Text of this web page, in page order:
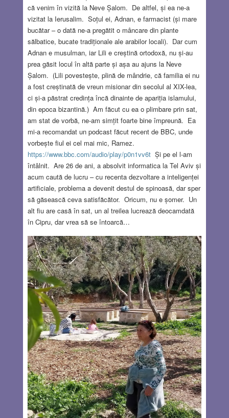
că venim în vizită la Neve Șalom. De altfel, și ea ne-a
vizitat la Ierusalim. Soțul ei, Adnan, e farmacist (și mare
bucătar – o dată ne-a pregătit o mâncare din plante
sălbatice, bucate tradiționale ale arabilor locali). Dar cum
Adnan e musulman, iar Lili e creștină ortodoxă, nu și-au
prea găsit locul în altă parte și așa au ajuns la Neve
Șalom. (Lili povestește, plină de mândrie, că familia ei nu
a fost creștinată de vreun misionar din secolul al XIX-lea,
ci și-a păstrat credința încă dinainte de apariția islamului,
din epoca bizantină.) Am făcut cu ea o plimbare prin sat,
am stat de vorbă, ne-am simțit foarte bine împreună. Ea
mi-a recomandat un podcast făcut recent de BBC, unde
vorbește fiul ei cel mai mic, Ramez.
https://www.bbc.com/audio/play/p0n1vv6tȘi pe el l-am
întâlnit. Are 26 de ani, a absolvit informatica la Tel Aviv și
acum caută de lucru – cu recenta dezvoltare a inteligenței
artificiale, problema a devenit destul de spinoasă, dar sper
să găsească ceva satisfăcător. Oricum, nu e șomer. Un
alt fiu are casă în sat, un al treilea lucrează deocamdată
în Cipru, dar vrea să se întoarcă…